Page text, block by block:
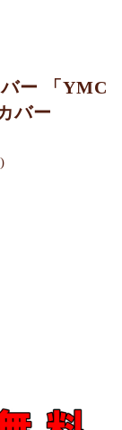
ー 「YMC
バー